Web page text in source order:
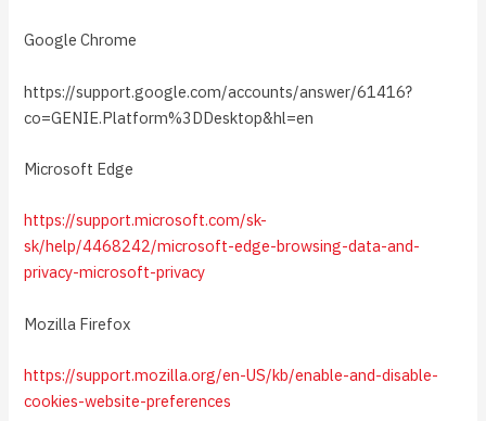
Google Chrome
https://support.google.com/accounts/answer/61416?
co=GENIE.Platform%3DDesktop&hl=en
Microsoft Edge
https://support.microsoft.com/sk-
sk/help/4468242/microsoft-edge-browsing-data-and-
privacy-microsoft-privacy
Mozilla Firefox
https://support.mozilla.org/en-US/kb/enable-and-disable-
cookies-website-preferences